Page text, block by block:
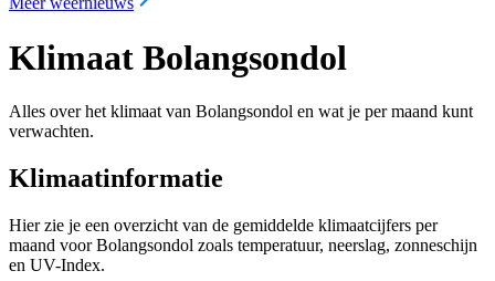
Klimaat Bolangsondol
Alles over het klimaat van Bolangsondol en wat je per maand kunt
verwachten.
Klimaatinformatie
Hier zie je een overzicht van de gemiddelde klimaatcijfers per
maand voor Bolangsondol zoals temperatuur, neerslag, zonneschijn
en UV-Index.